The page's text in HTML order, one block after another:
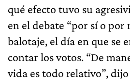
qué efecto tuvo su
en el debate “por sí o por
balotaje, el día en que se
contar los votos. “De
vida es todo relativo”, dijo